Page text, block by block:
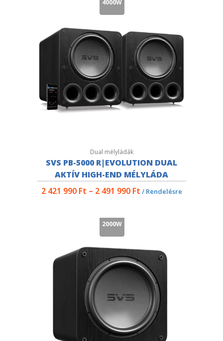
4000W
Dual mélyládák
SVS PB-5000 R|EVOLUTION DUAL
AKTÍV HIGH-END MÉLYLÁDA
2 421 990 Ft – 2 491 990 Ft / Rendelésre
2000W